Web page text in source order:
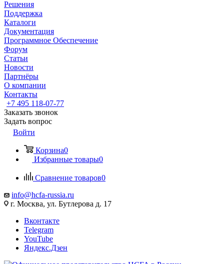
Решения
Поддержка
Каталоги
Документация
Программное Обеспечение
Форум
Статьи
Новости
Партнёры
О компании
Контакты
+7 495 118-07-77
Заказать звонок
Задать вопрос
Войти
Корзина0
Избранные товары0
Сравнение товаров0
info@hcfa-russia.ru
г. Москва, ул. Бутлерова д. 17
Вконтакте
Telegram
YouTube
Яндекс.Дзен